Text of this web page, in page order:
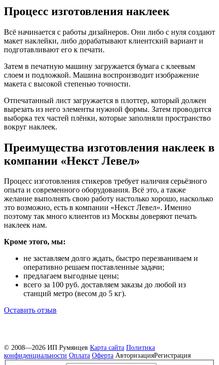
Процесс изготовления наклеек
Всё начинается с работы дизайнеров. Они либо с нуля создают
макет наклейки, либо дорабатывают клиентский вариант и
подготавливают его к печати.
Затем в печатную машину загружается бумага с клеевым
слоем и подложкой. Машина воспроизводит изображение
макета с высокой степенью точности.
Отпечатанный лист загружается в плоттер, который должен
вырезать из него элементы нужной формы. Затем проводится
выборка тех частей плёнки, которые заполняли пространство
вокруг наклеек.
Преимущества изготовления наклеек в
компании «Некст Левел»
Процесс изготовления стикеров требует наличия серьёзного
опыта и современного оборудования. Всё это, а также
желание выполнять свою работу настолько хорошо, насколько
это возможно, есть в компании «Некст Левел». Именно
поэтому так много клиентов из Москвы доверяют печать
наклеек нам.
Кроме этого, мы:
не заставляем долго ждать, быстро перезваниваем и
оперативно решаем поставленные задачи;
предлагаем выгодные цены;
всего за 100 руб. доставляем заказы до любой из
станций метро (весом до 5 кг).
Оставить отзыв
© 2008—2026 ИП Румянцев Карта сайта Политика
конфиденциальности Оплата Оферта АвторизацияРегистрация